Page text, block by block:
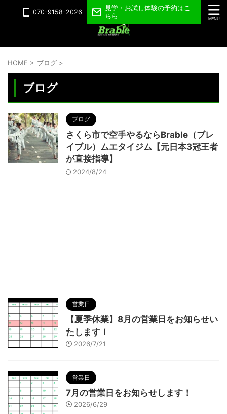
070-9158-2026
見学・お試し体験の予約はこ
ちら
HOME > ブログ >
ブログ
ブログ
さくら市で空手やるならBrable（ブレ
イブル）ムエタイジム【元日本3冠王者
が直接指導】
2024/8/24
営業日
【夏季休業】8月の営業日をお知らせい
たします！
2026/7/21
営業日
7月の営業日をお知らせします！
2026/6/29